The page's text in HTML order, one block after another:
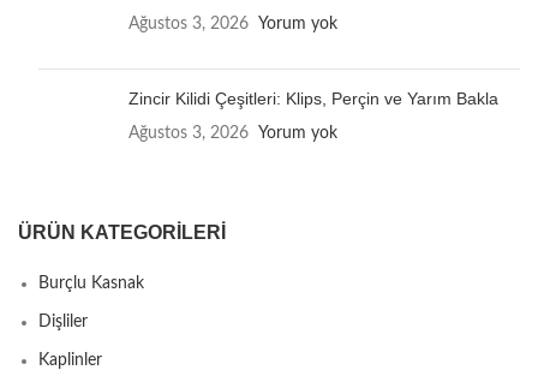
Ağustos 3, 2026 Yorum yok
Zincir Kilidi Çeşitleri: Klips, Perçin ve Yarım Bakla
Ağustos 3, 2026 Yorum yok
ÜRÜN KATEGORILERI
Burçlu Kasnak
Dişliler
Kaplinler